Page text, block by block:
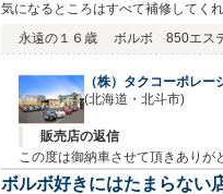
気になるところはすべて補修してく
永遠の１６歳
ボルボ 850エス
（株）タクコーポレー
(北海道・北斗市)
販売店の返信
この度は御納車させて頂きありが
お付き合いのスタートになります
ボルボ好きにはたまらない